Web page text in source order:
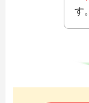
す。